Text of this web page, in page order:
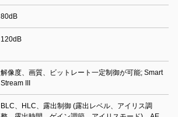
80dB
120dB
解像度、画質、ビットレート一定制御が可能; Smart
Stream III
BLC、HLC、露出制御 (露出レベル、アイリス調